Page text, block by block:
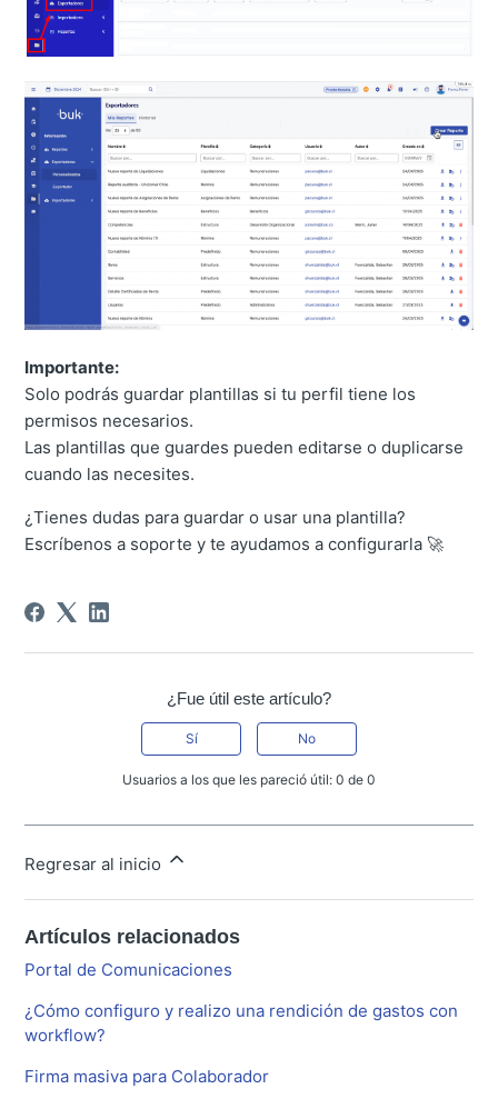
Importante:
Solo podrás guardar plantillas si tu perfil tiene los
permisos necesarios.
Las plantillas que guardes pueden editarse o duplicarse
cuando las necesites.
¿Tienes dudas para guardar o usar una plantilla?
Escríbenos a soporte y te ayudamos a configurarla 🚀
¿Fue útil este artículo?
Sí No
Usuarios a los que les pareció útil: 0 de 0
Regresar al inicio
Artículos relacionados
Portal de Comunicaciones
¿Cómo configuro y realizo una rendición de gastos con
workflow?
Firma masiva para Colaborador